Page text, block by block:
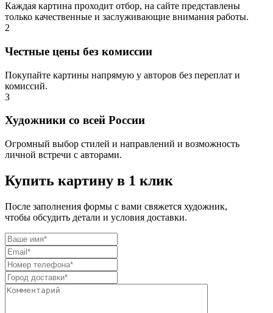
Каждая картина проходит отбор, на сайте представлены
только качественные и заслуживающие внимания работы.
2
Честные цены без комиссии
Покупайте картины напрямую у авторов без переплат и
комиссий.
3
Художники со всей России
Огромный выбор стилей и направлений и возможность
личной встречи с авторами.
Купить картину в 1 клик
После заполнения формы с вами свяжется художник,
чтобы обсудить детали и условия доставки.